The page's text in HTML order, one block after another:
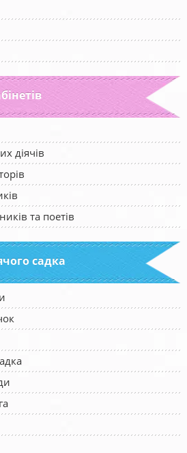
діячів
та поетів
садка